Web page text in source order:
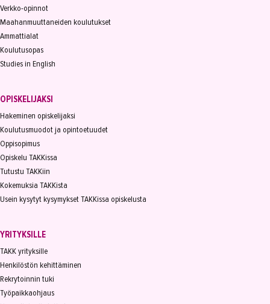
Verkko-opinnot
Maahanmuuttaneiden koulutukset
Ammattialat
Koulutusopas
Studies in English
OPISKELIJAKSI
Hakeminen opiskelijaksi
Koulutusmuodot ja opintoetuudet
Oppisopimus
Opiskelu TAKKissa
Tutustu TAKKiin
Kokemuksia TAKKista
Usein kysytyt kysymykset TAKKissa opiskelusta
YRITYKSILLE
TAKK yrityksille
Henkilöstön kehittäminen
Rekrytoinnin tuki
Työpaikkaohjaus